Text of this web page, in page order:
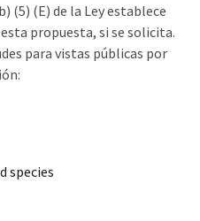
(5) (E) de la Ley establece
propuesta, si se solicita.
para vistas públicas por
species